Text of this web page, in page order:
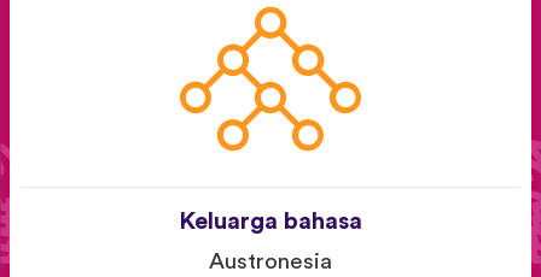
Keluarga bahasa
Austronesia